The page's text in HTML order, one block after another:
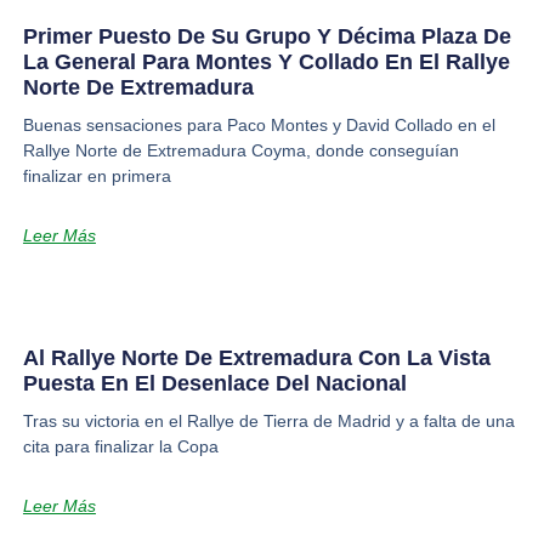
Primer Puesto De Su Grupo Y Décima Plaza De
La General Para Montes Y Collado En El Rallye
Norte De Extremadura
Buenas sensaciones para Paco Montes y David Collado en el
Rallye Norte de Extremadura Coyma, donde conseguían
finalizar en primera
Leer Más
Al Rallye Norte De Extremadura Con La Vista
Puesta En El Desenlace Del Nacional
Tras su victoria en el Rallye de Tierra de Madrid y a falta de una
cita para finalizar la Copa
Leer Más